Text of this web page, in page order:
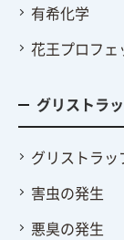
有希化学
花王プロフェ
グリストラ
グリストラッ
害虫の発生
悪臭の発生